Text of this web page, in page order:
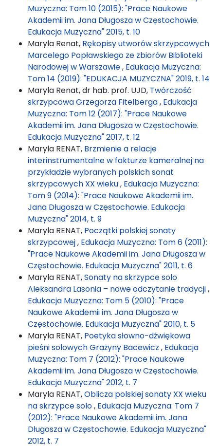
Muzyczna: Tom 10 (2015): "Prace Naukowe
Akademii im. Jana Długosza w Częstochowie.
Edukacja Muzyczna" 2015, t. 10
Maryla Renat, Rękopisy utworów skrzypcowych
Marcelego Popławskiego ze zbiorów Biblioteki
Narodowej w Warszawie, Edukacja Muzyczna:
Tom 14 (2019): "EDUKACJA MUZYCZNA" 2019, t. 14
Maryla Renat, dr hab. prof. UJD, Twórczość
skrzypcowa Grzegorza Fitelberga, Edukacja
Muzyczna: Tom 12 (2017): "Prace Naukowe
Akademii im. Jana Długosza w Częstochowie.
Edukacja Muzyczna" 2017, t. 12
Maryla RENAT, Brzmienie a relacje
interinstrumentalne w fakturze kameralnej na
przykładzie wybranych polskich sonat
skrzypcowych XX wieku, Edukacja Muzyczna:
Tom 9 (2014): "Prace Naukowe Akademii im.
Jana Długosza w Częstochowie. Edukacja
Muzyczna" 2014, t. 9
Maryla RENAT, Początki polskiej sonaty
skrzypcowej, Edukacja Muzyczna: Tom 6 (2011):
"Prace Naukowe Akademii im. Jana Długosza w
Częstochowie. Edukacja Muzyczna" 2011, t. 6
Maryla RENAT,Sonaty na skrzypce solo
Aleksandra Lasonia – nowe odczytanie tradycji,
Edukacja Muzyczna: Tom 5 (2010): "Prace
Naukowe Akademii im. Jana Długosza w
Częstochowie. Edukacja Muzyczna" 2010, t. 5
Maryla RENAT, Poetyka słowno-dźwiękowa
pieśni solowych Grażyny Bacewicz , Edukacja
Muzyczna: Tom 7 (2012): "Prace Naukowe
Akademii im. Jana Długosza w Częstochowie.
Edukacja Muzyczna" 2012, t. 7
Maryla RENAT,Oblicza polskiej sonaty XX wieku
na skrzypce solo, Edukacja Muzyczna: Tom 7
(2012): "Prace Naukowe Akademii im. Jana
Długosza w Częstochowie. Edukacja Muzyczna"
2012, t. 7